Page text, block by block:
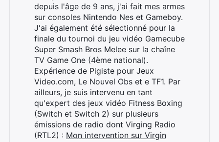
depuis l'âge de 9 ans, j'ai fait mes armes
sur consoles Nintendo Nes et Gameboy.
J'ai également été sélectionné pour la
finale du tournoi du jeu vidéo Gamecube
Super Smash Bros Melee sur la chaîne
TV Game One (4ème national).
Expérience de Pigiste pour Jeux
Video.com, Le Nouvel Obs et e TF1. Par
ailleurs, je suis intervenu en tant
qu'expert des jeux vidéo Fitness Boxing
(Switch et Switch 2) sur plusieurs
émissions de radio dont Virging Radio
(RTL2) : Mon intervention sur Virgin